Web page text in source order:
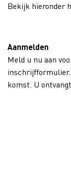
Bekijk hieronder
Aanmelden
Meld u nu aan
komst. U